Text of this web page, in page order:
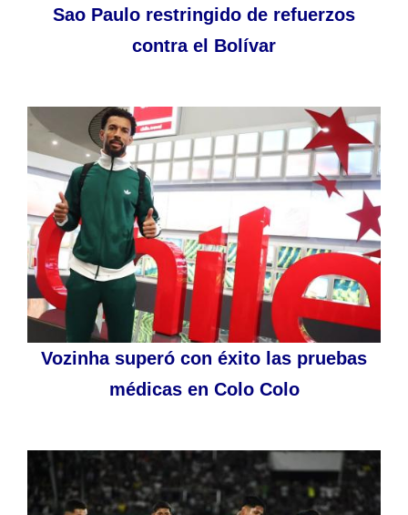
Sao Paulo restringido de refuerzos
contra el Bolívar
Vozinha superó con éxito las pruebas
médicas en Colo Colo